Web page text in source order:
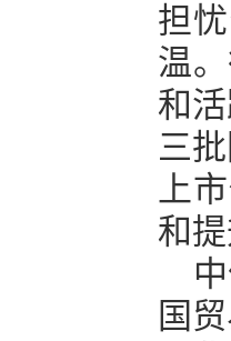
担
温
和
三
上
和
国